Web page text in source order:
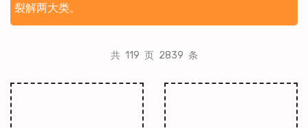
裂解两大类。
共 119 页 2839 条